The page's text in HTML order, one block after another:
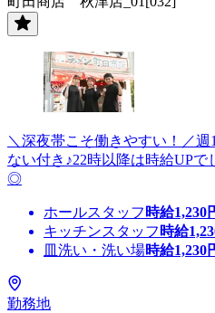
＼深夜帯こそ働きやすい！／
ない付き♪22時以降は時給UP
◎
ホールスタッフ 時給1,230
キッチンスタッフ 時給
皿洗い・洗い場時給1,230
勤務地